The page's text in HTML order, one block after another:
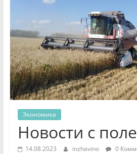
суслики
Экономика
Новости с
14.08.2023 inzhavino
0